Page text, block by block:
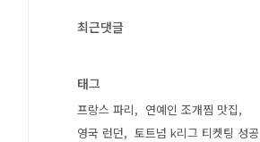
최근댓글
태그
프랑스 파리
연예인 조개찜 맛집
영국 런던
토트넘 k리그 티켓팅 성공